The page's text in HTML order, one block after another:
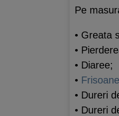
Pe
• Greata
•
• Diaree;
• Frisoane
• Dureri
• Dureri